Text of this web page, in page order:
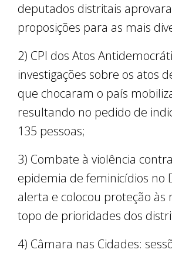
deputados distritais
proposições para as mais
2) CPI dos Atos
investigações sobre os atos
que chocaram o país
resultando no pedido de
135 pessoas;
3) Combate à violência
epidemia de feminicídios no
alerta e colocou proteção às
topo de prioridades dos
4) Câmara nas Cidades: